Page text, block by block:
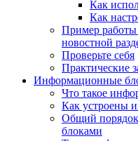
Как
Как
Пример работы
новостной
Проверьте себя
Практические
Информационные
Что такое
Как устроены
Общий
блоками